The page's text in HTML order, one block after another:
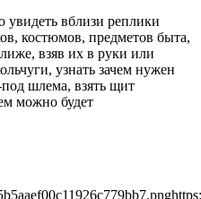
увидеть вблизи реплики
костюмов, предметов быта,
взяв их в руки или
узнать зачем нужен
шлема, взять щит
можно будет